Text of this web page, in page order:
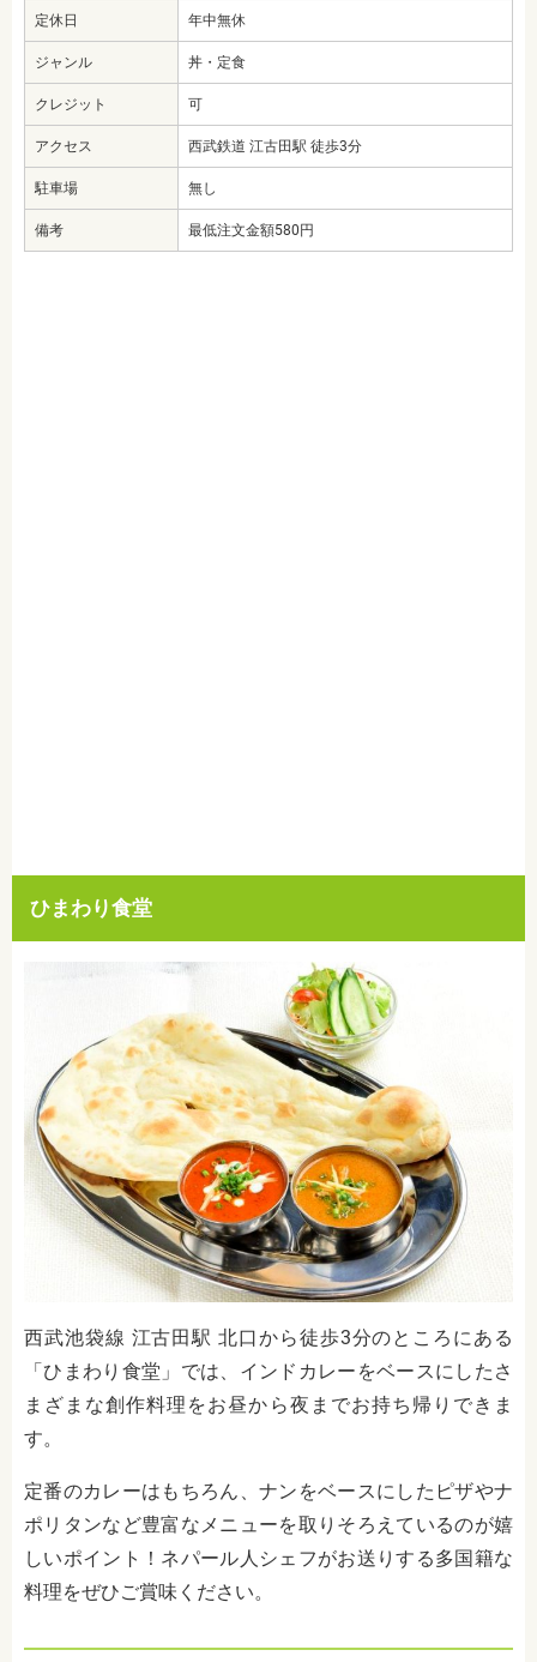
定休日 年中無休
ジャンル 丼・定食
クレジット 可
アクセス 西武鉄道 江古田駅 徒歩3分
駐車場 無し
備考 最低注文金額580円
ひまわり食堂
西武池袋線 江古田駅 北口から徒歩3分のところにある
「ひまわり食堂」では、インドカレーをベースにしたさ
まざまな創作料理をお昼から夜までお持ち帰りできま
す。
定番のカレーはもちろん、ナンをベースにしたピザやナ
ポリタンなど豊富なメニューを取りそろえているのが嬉
しいポイント！ネパール人シェフがお送りする多国籍な
料理をぜひご賞味ください。